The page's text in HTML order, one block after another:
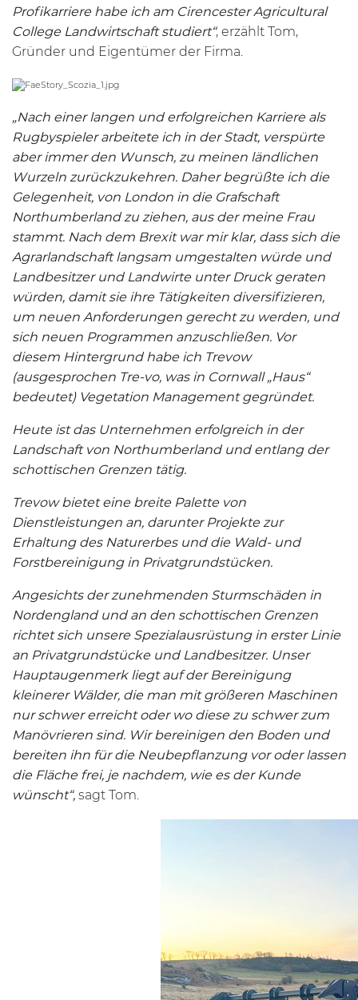
Profikarriere habe ich am Cirencester Agricultural
College Landwirtschaft studiert“, erzählt Tom,
Gründer und Eigentümer der Firma.
„Nach einer langen und erfolgreichen Karriere als
Rugbyspieler arbeitete ich in der Stadt, verspürte
aber immer den Wunsch, zu meinen ländlichen
Wurzeln zurückzukehren. Daher begrüßte ich die
Gelegenheit, von London in die Grafschaft
Northumberland zu ziehen, aus der meine Frau
stammt. Nach dem Brexit war mir klar, dass sich die
Agrarlandschaft langsam umgestalten würde und
Landbesitzer und Landwirte unter Druck geraten
würden, damit sie ihre Tätigkeiten diversifizieren,
um neuen Anforderungen gerecht zu werden, und
sich neuen Programmen anzuschließen. Vor
diesem Hintergrund habe ich Trevow
(ausgesprochen Tre-vo, was in Cornwall „Haus“
bedeutet) Vegetation Management gegründet.
Heute ist das Unternehmen erfolgreich in der
Landschaft von Northumberland und entlang der
schottischen Grenzen tätig.
Trevow bietet eine breite Palette von
Dienstleistungen an, darunter Projekte zur
Erhaltung des Naturerbes und die Wald- und
Forstbereinigung in Privatgrundstücken.
Angesichts der zunehmenden Sturmschäden in
Nordengland und an den schottischen Grenzen
richtet sich unsere Spezialausrüstung in erster Linie
an Privatgrundstücke und Landbesitzer. Unser
Hauptaugenmerk liegt auf der Bereinigung
kleinerer Wälder, die man mit größeren Maschinen
nur schwer erreicht oder wo diese zu schwer zum
Manövrieren sind. Wir bereinigen den Boden und
bereiten ihn für die Neubepflanzung vor oder lassen
die Fläche frei, je nachdem, wie es der Kunde
wünscht“, sagt Tom.